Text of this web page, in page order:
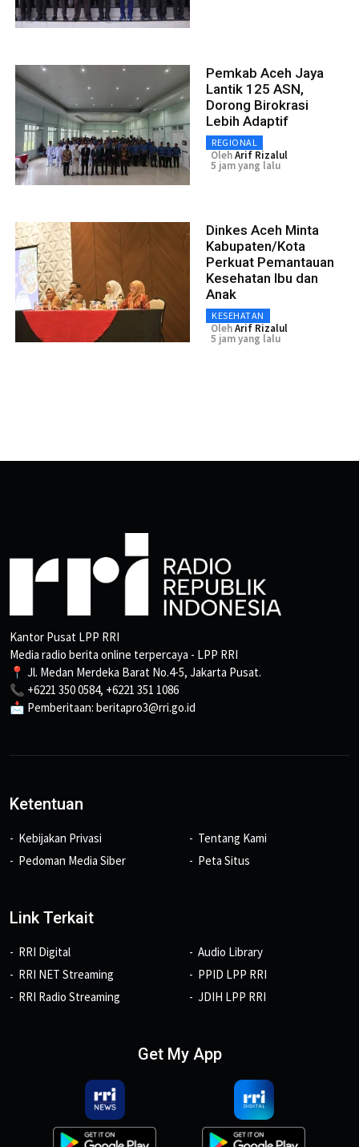
Pemkab Aceh Jaya
Lantik 125 ASN,
Dorong Birokrasi
Lebih Adaptif
REGIONAL
OlehArif Rizalul
5 jam yang lalu
Dinkes Aceh Minta
Kabupaten/Kota
Perkuat Pemantauan
Kesehatan Ibu dan
Anak
KESEHATAN
OlehArif Rizalul
5 jam yang lalu
Kantor Pusat LPP RRI
Media radio berita online terpercaya - LPP RRI
📍 Jl. Medan Merdeka Barat No.4-5, Jakarta Pusat.
📞 +6221 350 0584, +6221 351 1086
📩 Pemberitaan: beritapro3@rri.go.id
Ketentuan
Kebijakan Privasi
Pedoman Media Siber
Tentang Kami
Peta Situs
Link Terkait
RRI Digital
RRI NET Streaming
RRI Radio Streaming
Audio Library
PPID LPP RRI
JDIH LPP RRI
Get My App